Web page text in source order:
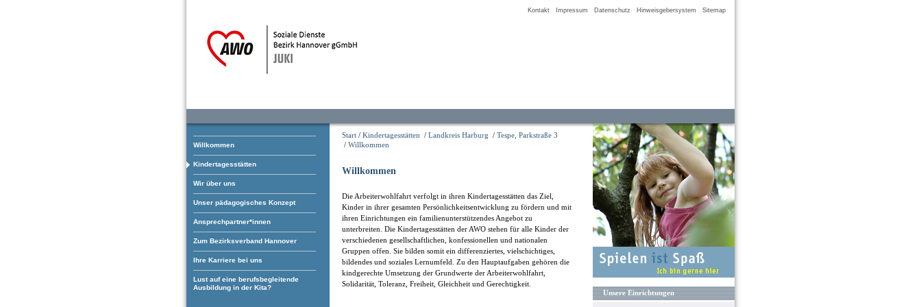
Kontakt Impressum Datenschutz Hinweisgebersystem Sitemap
Willkommen
Kindertagesstätten
Wir über uns
Unser pädagogisches Konzept
Ansprechpartner*innen
Zum Bezirksverband Hannover
Ihre Karriere bei uns
Lust auf eine berufsbegleitende
Ausbildung in der Kita?
Start / Kindertagesstätten / Landkreis Harburg / Tespe, Parkstraße 3
/ Willkommen
Willkommen
Die Arbeiterwohlfahrt verfolgt in ihren Kindertagesstätten das Ziel,
Kinder in ihrer gesamten Persönlichkeitsentwicklung zu fördern und mit
ihren Einrichtungen ein familienunterstützendes Angebot zu
unterbreiten. Die Kindertagesstätten der AWO stehen für alle Kinder der
verschiedenen gesellschaftlichen, konfessionellen und nationalen
Gruppen offen. Sie bilden somit ein differenziertes, vielschichtiges,
bildendes und soziales Lernumfeld. Zu den Hauptaufgaben gehören die
kindgerechte Umsetzung der Grundwerte der Arbeiterwohlfahrt,
Solidarität, Toleranz, Freiheit, Gleichheit und Gerechtigkeit.
Unsere Einrichtungen